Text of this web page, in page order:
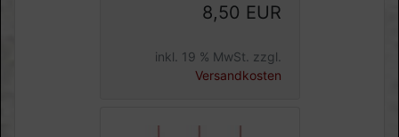
8,50 EUR
inkl. 19 % MwSt. zzgl.
Versandkosten